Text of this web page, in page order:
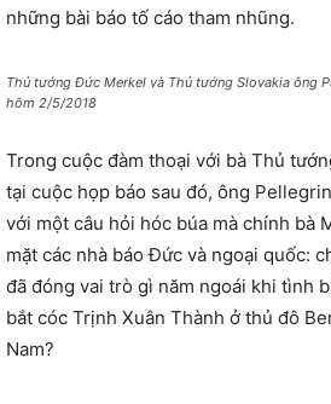
những bài báo tố cáo tham nhũng.
Thủ tướng Đức Merkel và Thủ tướng Slovakia ông
hôm 2/5/2018
Trong cuộc đàm thoại với bà Thủ
tại cuộc họp báo sau đó, ông
với một câu hỏi hóc búa mà chính bà
mặt các nhà báo Đức và ngoại quốc:
đã đóng vai trò gì năm ngoái khi tình
bắt cóc Trịnh Xuân Thành ở thủ đô
Nam?